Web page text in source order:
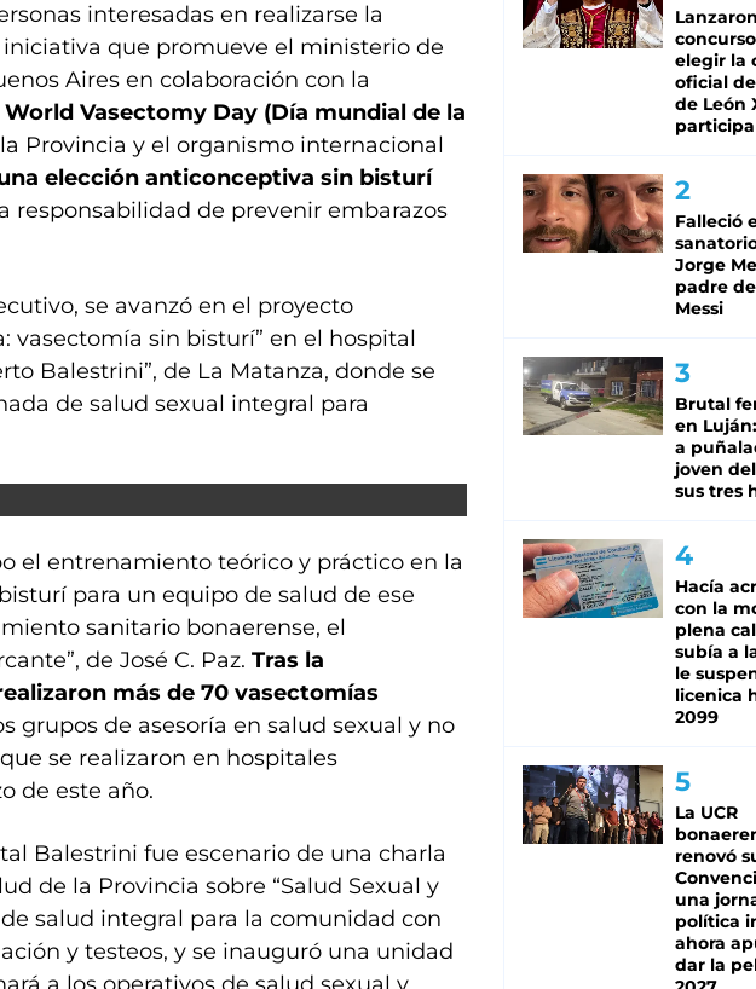
interesadas en realizarse la
que promueve el ministerio de
Aires en colaboración con la
World Vasectomy Day (Día mundial de la
Provincia y el organismo internacional
elección anticonceptiva sin bisturí
responsabilidad de prevenir embarazos
se avanzó en el proyecto
vasectomía sin bisturí” en el hospital
Balestrini”, de La Matanza, donde se
de salud sexual integral para
el entrenamiento teórico y práctico en la
para un equipo de salud de ese
sanitario bonaerense, el
de José C. Paz. Tras la
más de 70 vasectomías
grupos de asesoría en salud sexual y no
se realizaron en hospitales
de este año.
Balestrini fue escenario de una charla
de la Provincia sobre “Salud Sexual y
salud integral para la comunidad con
y testeos, y se inauguró una unidad
elegir la
oficial
de León
Falleció
Jorge
padre
Messi
Brutal
en
a
joven
sus tres
Hacía
con la
plena
subía a
le
licenica
2099
La UCR
renovó
una
política
ahora
dar la